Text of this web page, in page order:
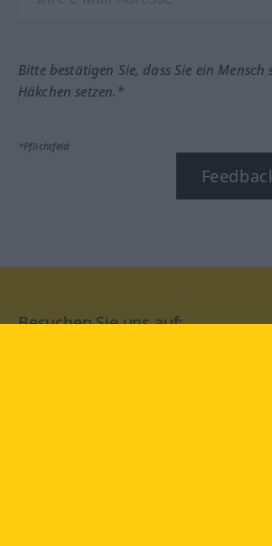
Bitte bestätigen Sie, dass Sie ein Mensch
Häkchen setzen.*
*Pflichtfeld
Besuchen Sie uns auf: